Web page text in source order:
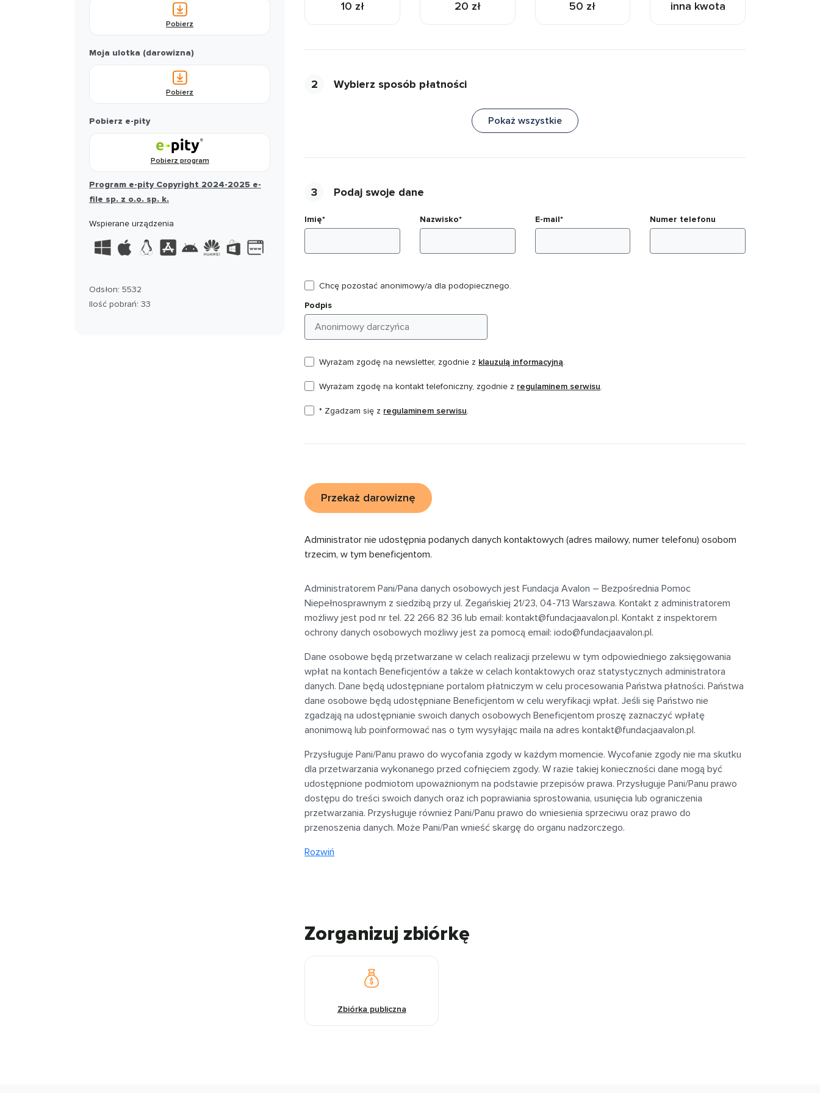
Pobierz
Moja ulotka (darowizna)
Pobierz
Pobierz e-pity
Pobierz program
Program e-pity Copyright 2024-2025 e-
file sp. z o.o. sp. k.
Wspierane urządzenia
Odsłon: 5532
Ilość pobrań: 33
10 zł 20 zł 50 zł inna kwota
2 Wybierz sposób płatności
Pokaż wszystkie
3 Podaj swoje dane
Imię* Nazwisko* E-mail* Numer telefonu
Chcę pozostać anonimowy/a dla podopiecznego.
Podpis
Wyrażam zgodę na newsletter, zgodnie z klauzulą informacyjną.
Wyrażam zgodę na kontakt telefoniczny, zgodnie z regulaminem serwisu.
* Zgadzam się z regulaminem serwisu.
Przekaż darowiznę
Administrator nie udostępnia podanych danych kontaktowych (adres mailowy, numer telefonu) osobom
trzecim, w tym beneficjentom.
Administratorem Pani/Pana danych osobowych jest Fundacja Avalon – Bezpośrednia Pomoc
Niepełnosprawnym z siedzibą przyul. Żegańskiej 21/23, 04-713 Warszawa. Kontakt z administratorem
możliwy jest pod nr tel. 22 266 82 36 lub email:kontakt@fundacjaavalon.pl. Kontakt z inspektorem
ochrony danych osobowych możliwy jest za pomocą email:iodo@fundacjaavalon.pl.
Dane osobowe będą przetwarzane w celach realizacji przelewu w tym odpowiedniego zaksięgowania
wpłat na kontach Beneficjentów a także w celach kontaktowych oraz statystycznych administratora
danych. Dane będą udostępniane portalom płatniczym w celu procesowania Państwa płatności. Państwa
dane osobowe będą udostępniane Beneficjentom w celu weryfikacji wpłat. Jeśli się Państwo nie
zgadzają na udostępnianie swoich danych osobowych Beneficjentom proszę zaznaczyć wpłatę
anonimową lub poinformować nas o tym wysyłając maila na adreskontakt@fundacjaavalon.pl.
Przysługuje Pani/Panu prawo do wycofania zgody w każdym momencie. Wycofanie zgody nie ma skutku
dla przetwarzania wykonanego przed cofnięciem zgody. W razie takiej konieczności dane mogą być
udostępnione podmiotom upoważnionym na podstawie przepisów prawa. Przysługuje Pani/Panu prawo
dostępu do treści swoich danych oraz ich poprawiania sprostowania, usunięcia lub ograniczenia
przetwarzania. Przysługuje również Pani/Panu prawo do wniesienia sprzeciwu oraz prawo do
przenoszenia danych. Może Pani/Pan wnieść skargę do organu nadzorczego.
Rozwiń
Zorganizuj zbiórkę
Zbiórka publiczna